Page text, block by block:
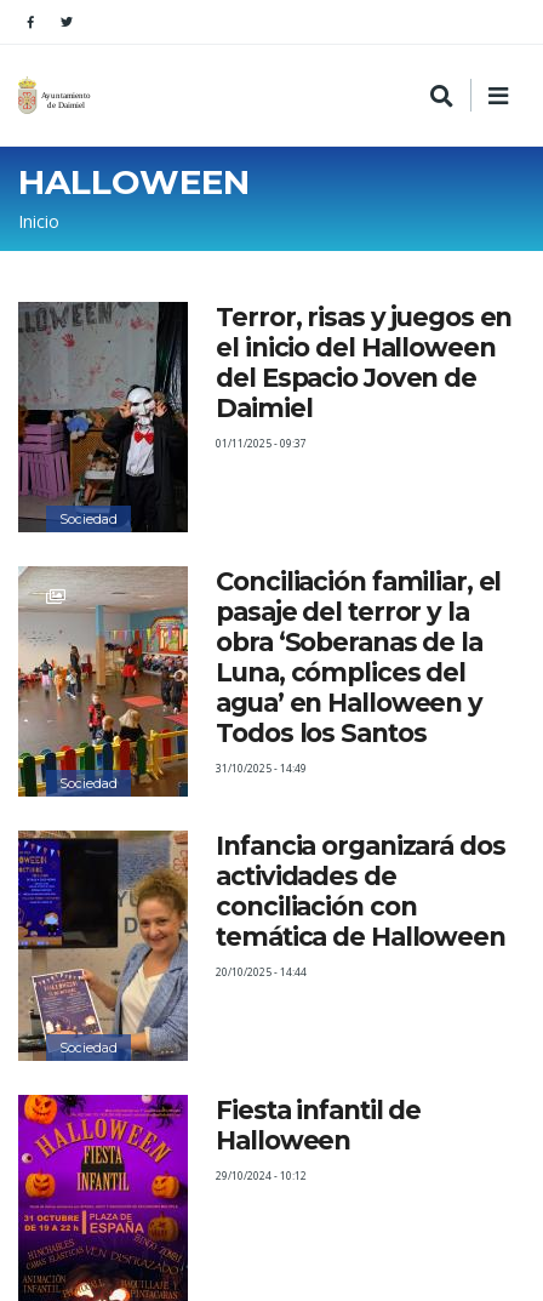
HALLOWEEN
Sobrescribir
enlaces
de
ayuda
a
la
navegación
Inicio
Sociedad
Terror, risas y juegos en
el inicio del Halloween
del Espacio Joven de
Daimiel
01/11/2025 - 09:37
Sociedad
Conciliación familiar, el
pasaje del terror y la
obra ‘Soberanas de la
Luna, cómplices del
agua’ en Halloween y
Todos los Santos
31/10/2025 - 14:49
Sociedad
Infancia organizará dos
actividades de
conciliación con
temática de Halloween
20/10/2025 - 14:44
Fiesta infantil de
Halloween
29/10/2024 - 10:12